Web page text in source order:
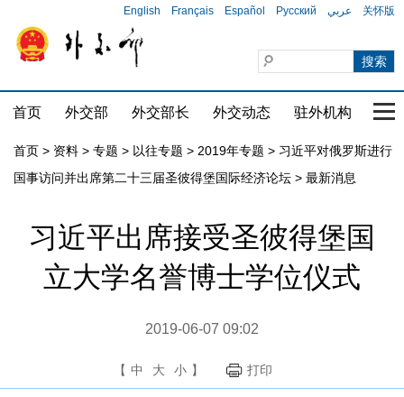
English Français Español Русский عربي 关怀版
首页 外交部 外交部长 外交动态 驻外机构 国
首页 > 资料 > 专题 > 以往专题 > 2019年专题 > 习近平对俄罗斯进行
国事访问并出席第二十三届圣彼得堡国际经济论坛 > 最新消息
习近平出席接受圣彼得堡国
立大学名誉博士学位仪式
2019-06-07 09:02
【 中 大 小 】 打印